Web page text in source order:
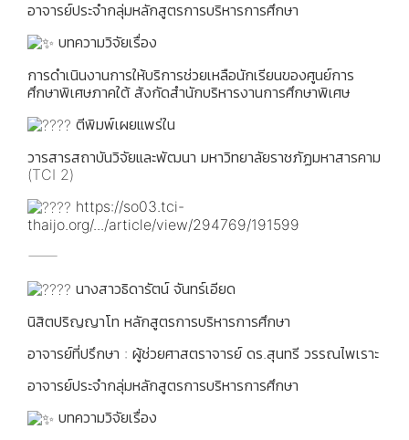
อาจารย์ประจำกลุ่มหลักสูตรการบริหารการศึกษา
บทความวิจัยเรื่อง
การดำเนินงานการให้บริการช่วยเหลือนักเรียนของศูนย์การ
ศึกษาพิเศษภาคใต้ สังกัดสำนักบริหารงานการศึกษาพิเศษ
ตีพิมพ์เผยแพร่ใน
วารสารสถาบันวิจัยและพัฒนา มหาวิทยาลัยราชภัฏมหาสารคาม
(TCI 2)
https://so03.tci-
thaijo.org/.../article/view/294769/191599
⸻
นางสาวธิดารัตน์ จันทร์เอียด
นิสิตปริญญาโท หลักสูตรการบริหารการศึกษา
อาจารย์ที่ปรึกษา : ผู้ช่วยศาสตราจารย์ ดร.สุนทรี วรรณไพเราะ
อาจารย์ประจำกลุ่มหลักสูตรการบริหารการศึกษา
บทความวิจัยเรื่อง